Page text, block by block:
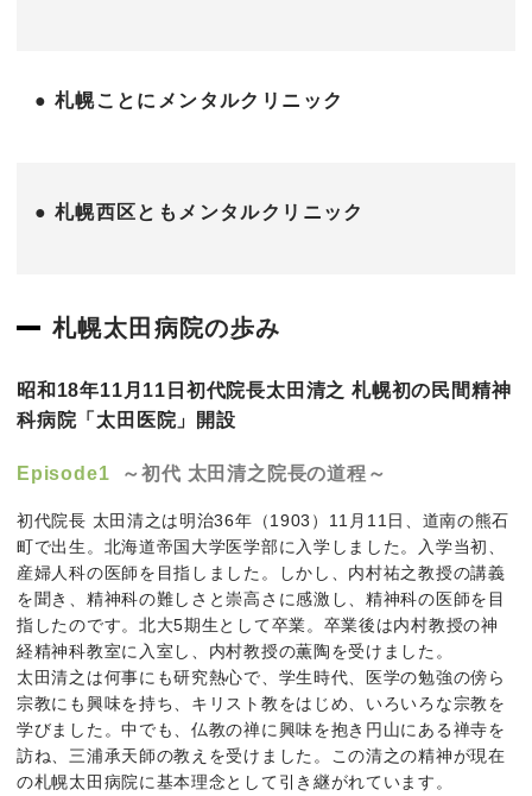
● 札幌ことにメンタルクリニック
● 札幌西区ともメンタルクリニック
札幌太田病院の歩み
昭和18年11月11日初代院長太田清之 札幌初の民間精神
科病院「太田医院」開設
Episode1 ～初代 太田清之院長の道程～
初代院長 太田清之は明治36年（1903）11月11日、道南の熊石
町で出生。北海道帝国大学医学部に入学しました。入学当初、
産婦人科の医師を目指しました。しかし、内村祐之教授の講義
を聞き、精神科の難しさと崇高さに感激し、精神科の医師を目
指したのです。北大5期生として卒業。卒業後は内村教授の神
経精神科教室に入室し、内村教授の薫陶を受けました。
太田清之は何事にも研究熱心で、学生時代、医学の勉強の傍ら
宗教にも興味を持ち、キリスト教をはじめ、いろいろな宗教を
学びました。中でも、仏教の禅に興味を抱き円山にある禅寺を
訪ね、三浦承天師の教えを受けました。この清之の精神が現在
の札幌太田病院に基本理念として引き継がれています。